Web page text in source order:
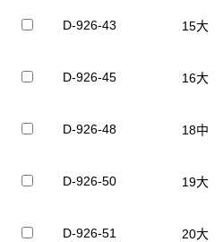
D-926-43 15大
D-926-45 16大
D-926-48 18中
D-926-50 19大
D-926-51 20大